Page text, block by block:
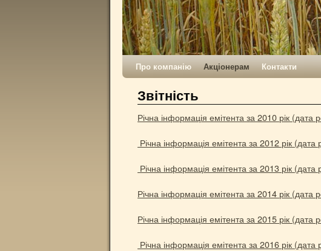
Про компанію Акціонерам Контакти
Звітність
Річна інформація емітента за 2010 рік
Річна інформація емітента за 2012 рік
Річна інформація емітента за 2013 рік
Річна інформація емітента за 2014 рік
Річна інформація емітента за 2015 рік
Річна інформація емітента за 2016 рік